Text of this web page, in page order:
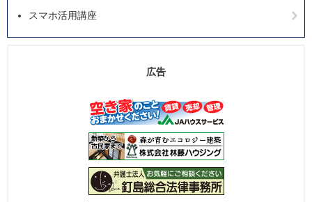
スマホ活用講座
広告